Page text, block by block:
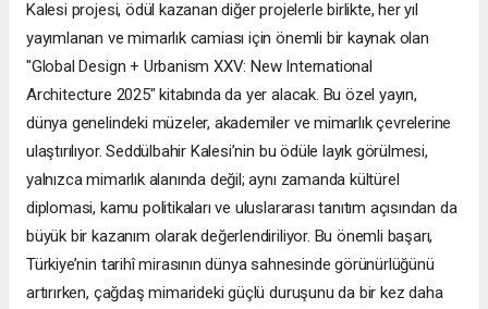
Kalesi projesi, ödül kazanan diğer projelerle birlikte, her yıl
yayımlanan ve mimarlık camiası için önemli bir kaynak olan
"Global Design + Urbanism XXV: New International
Architecture 2025" kitabında da yer alacak. Bu özel yayın,
dünya genelindeki müzeler, akademiler ve mimarlık çevrelerine
ulaştırılıyor. Seddülbahir Kalesi’nin bu ödüle layık görülmesi,
yalnızca mimarlık alanında değil; aynı zamanda kültürel
diplomasi, kamu politikaları ve uluslararası tanıtım açısından da
büyük bir kazanım olarak değerlendiriliyor. Bu önemli başarı,
Türkiye’nin tarihî mirasının dünya sahnesinde görünürlüğünü
artırırken, çağdaş mimarideki güçlü duruşunu da bir kez daha